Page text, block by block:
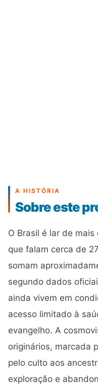
A HISTÓRIA
Sobre este
O Brasil é lar de mais
que falam cerca de
somam
segundo dados
ainda vivem em
acesso limitado à
evangelho. A
originários, marcada
pelo culto aos
exploração e